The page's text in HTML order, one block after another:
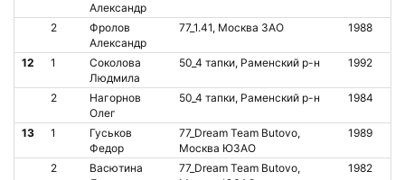
Александр
2
Фролов
Александр
77_1.41, Москва ЗАО 1988
12 1
Соколова
Людмила
50_4 тапки, Раменский р-н 1992
2
Нагорнов
Олег
50_4 тапки, Раменский р-н 1984
13 1
Гуськов
Федор
77_Dream Team Butovo,
Москва ЮЗАО
1989
2
Васютина
77_Dream Team Butovo,
1982